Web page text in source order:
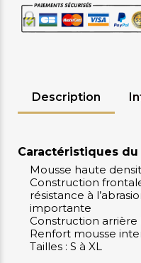
Description
Caractéristiques
Mousse haute
Construction
résistance à
importante
Construction arrière
Renfort mousse
Tailles : S à XL